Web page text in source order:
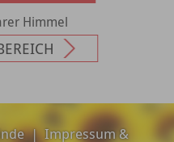
Himmel
|Impressum &